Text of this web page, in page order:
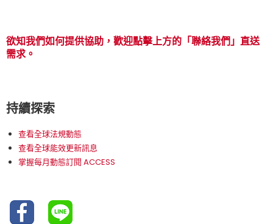
欲知我們如何提供協助，歡迎點擊上方的「聯絡我們」直送
需求。
持續探索
查看全球法規動態
查看全球能效更新訊息
掌握每月動態訂閱 ACCESS